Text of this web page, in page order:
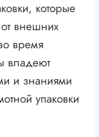
которые
внешних
время
владеют
и знаниями
упаковки